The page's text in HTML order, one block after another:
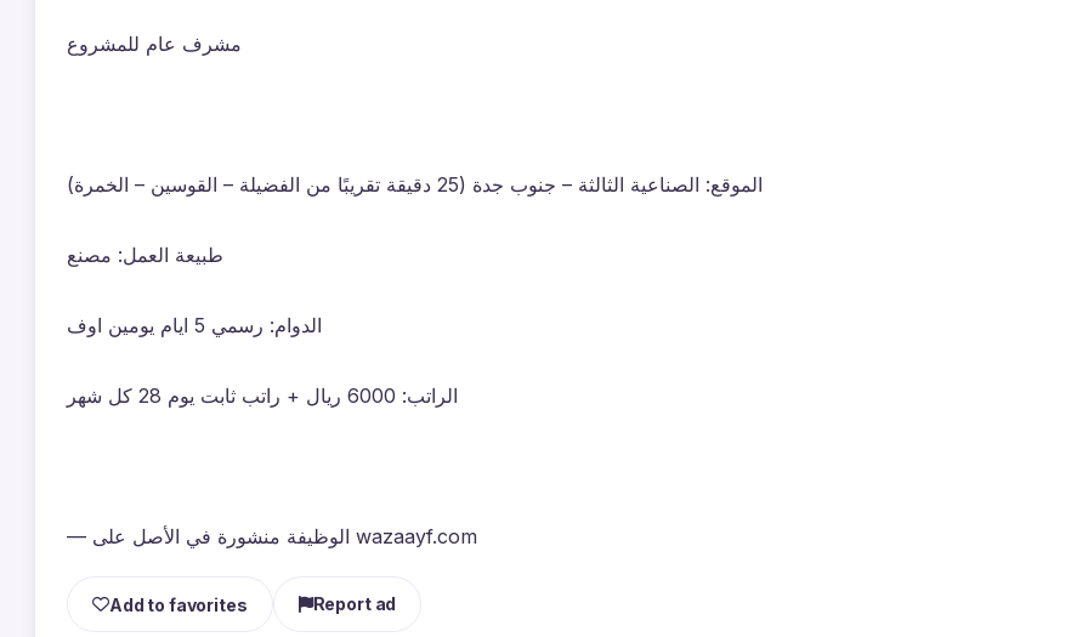
مشرف عام للمشروع
الموقع: الصناعية الثالثة – جنوب جدة (25 دقيقة تقريبًا من الفضيلة – القوسين – الخمرة)
طبيعة العمل: مصنع
الدوام: رسمي 5 ايام يومين اوف
الراتب: 6000 ريال + راتب ثابت يوم 28 كل شهر
— الوظيفة منشورة في الأصل على wazaayf.com
Add to favorites Report ad